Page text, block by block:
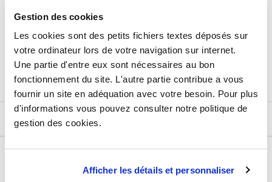
Gestion des cookies
Les cookies sont des petits fichiers textes déposés sur
votre ordinateur lors de votre navigation sur internet.
Une partie d'entre eux sont nécessaires au bon
fonctionnement du site. L'autre partie contribue a vous
fournir un site en adéquation avec votre besoin. Pour plus
d'informations vous pouvez consulter notre politique de
gestion des cookies.
Afficher les détails et personnaliser
Prix total de la sélection :
AJOUTER3PRODUITS AU PANIER
DESCRIPTIF